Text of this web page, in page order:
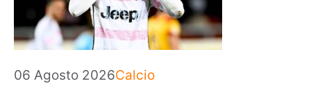
06 Agosto 2026Categorie
Calcio